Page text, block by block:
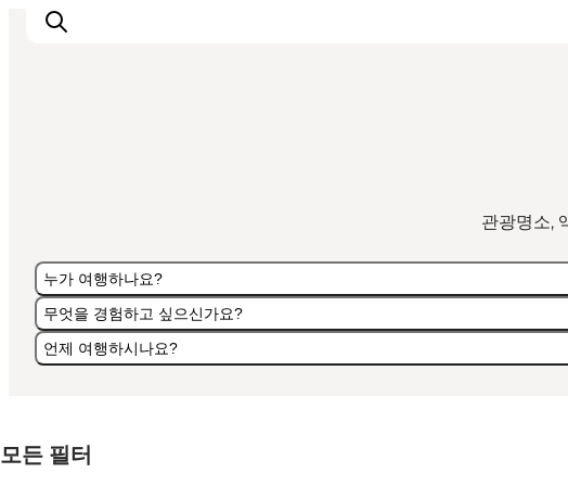
관광명소,
누가 여행하나요?
무엇을 경험하고 싶으신가요?
언제 여행하시나요?
누가 여행하나요?
무엇을 경험하고 싶으신가요?
언제 여행하시나요?
모든 필터